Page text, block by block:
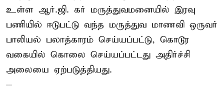
உள்ள ஆர்.ஜி. கர் மருத்துவமனையில் இரவு
பணியில் ஈடுபட்டு வந்த மருத்துவ மாணவி ஒருவர்
பாலியல் பலாத்காரம் செய்யப்பட்டு, கொடூர
வகையில் கொலை செய்யப்பட்டது அதிர்ச்சி
அலையை ஏற்படுத்தியது.
...